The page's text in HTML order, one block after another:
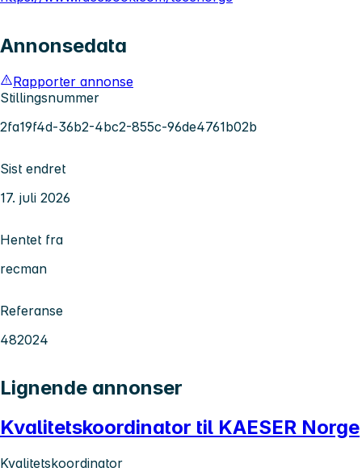
Annonsedata
Rapporter annonse
Stillingsnummer
2fa19f4d-36b2-4bc2-855c-96de4761b02b
Sist endret
17. juli 2026
Hentet fra
recman
Referanse
482024
Lignende annonser
Kvalitetskoordinator til KAESER Norge
Kvalitetskoordinator